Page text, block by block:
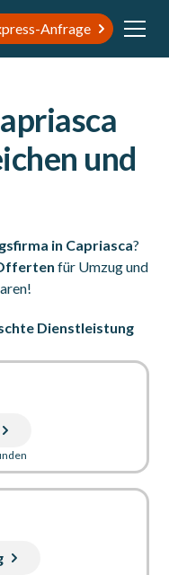
Anfrage
und
in Capriasca?
für Umzug und
Dienstleistung